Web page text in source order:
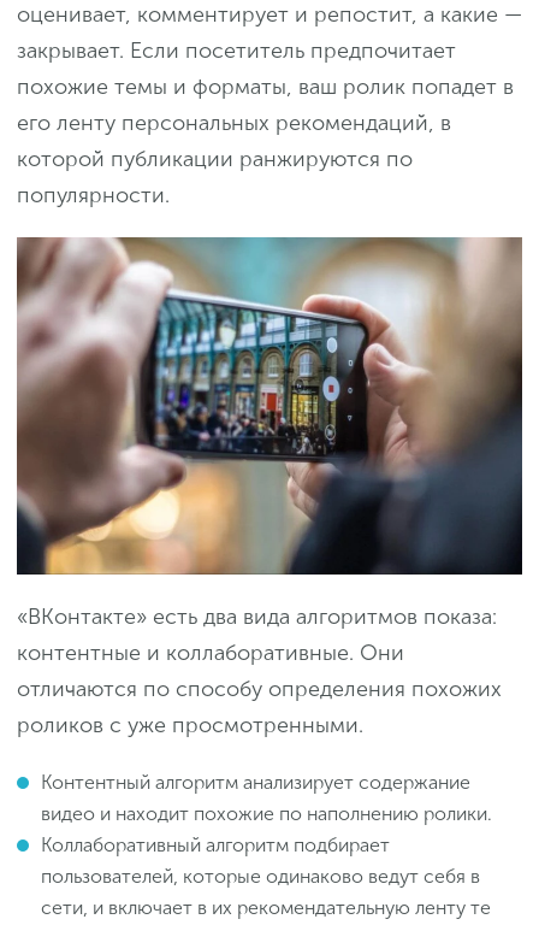
оценивает, комментирует и репостит, а какие —
закрывает. Если посетитель предпочитает
похожие темы и форматы, ваш ролик попадет в
его ленту персональных рекомендаций, в
которой публикации ранжируются по
популярности.
«ВКонтакте» есть два вида алгоритмов показа:
контентные и коллаборативные. Они
отличаются по способу определения похожих
роликов с уже просмотренными.
Контентный алгоритм анализирует содержание
видео и находит похожие по наполнению ролики.
Коллаборативный алгоритм подбирает
пользователей, которые одинаково ведут себя в
сети, и включает в их рекомендательную ленту те